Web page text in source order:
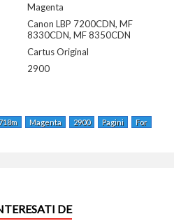
Magenta
Canon LBP 7200CDN, MF
8330CDN, MF 8350CDN
Cartus Original
2900
Magenta 2900 Pagini For
DE